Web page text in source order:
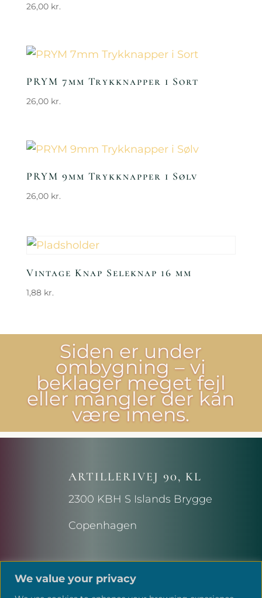
We value your privacy
26,00 kr.
PRYM 7mm Trykknapper i Sort
26,00 kr.
PRYM 9mm Trykknapper i Sølv
26,00 kr.
Vintage Knap Seleknap 16 mm
1,88 kr.
Siden er under
ombygning – vi
beklager meget fejl
eller mangler der kan
være imens.
ARTILLERIVEJ 90, KL
2300 KBH S Islands Brygge
Copenhagen